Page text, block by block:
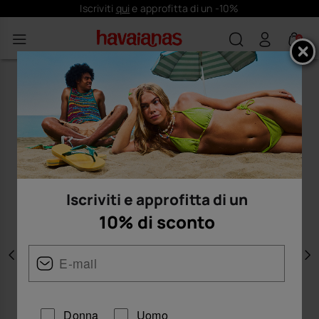
Iscriviti qui e approfitta di un -10%
0
Precedente
Iscriviti e approfitta di un
10% di sconto
Donna Uomo